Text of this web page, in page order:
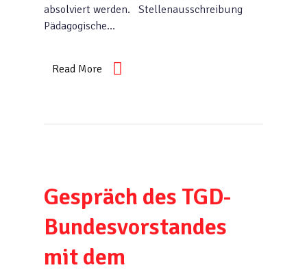
absolviert werden. Stellenausschreibung
Pädagogische…
Read More
Gespräch des TGD-
Bundesvorstandes
mit dem